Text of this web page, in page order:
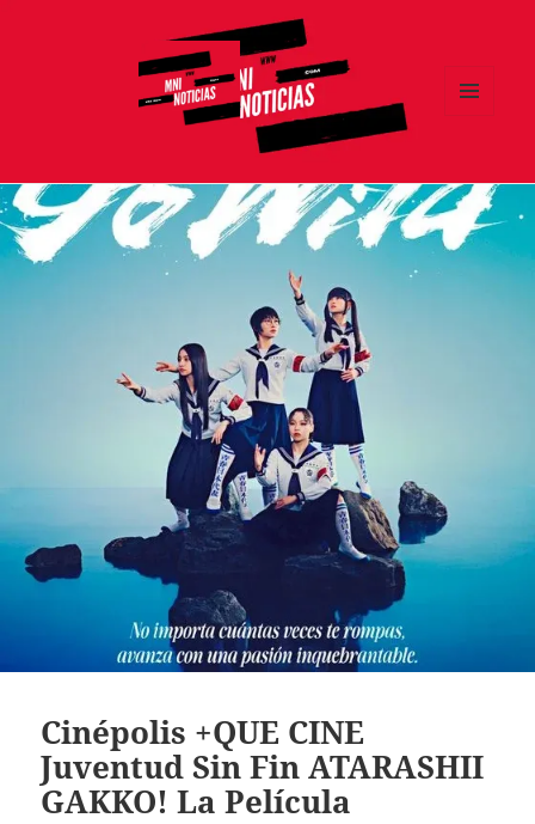
Cinépolis +QUE CINE
Juventud Sin Fin ATARASHII
GAKKO! La Película